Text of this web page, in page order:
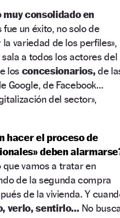
muy consolidado en
un éxito, no solo de
la variedad de los perfiles»,
sala a todos los actores del
los concesionarios, de
Google, de Facebook…
del sector»,
hacer el proceso de
deben
vamos a tratar en
de la segunda compra
de la vivienda. Y
verlo, sentirlo… No